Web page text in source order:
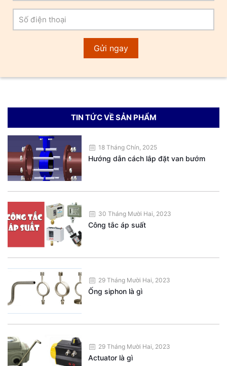
TIN TỨC VỀ SẢN PHẨM
18 Tháng Chín, 2025
Hướng dẫn cách lắp đặt van bướm
30 Tháng Mười Hai, 2023
Công tắc áp suất
29 Tháng Mười Hai, 2023
Ống siphon là gì
29 Tháng Mười Hai, 2023
Actuator là gì